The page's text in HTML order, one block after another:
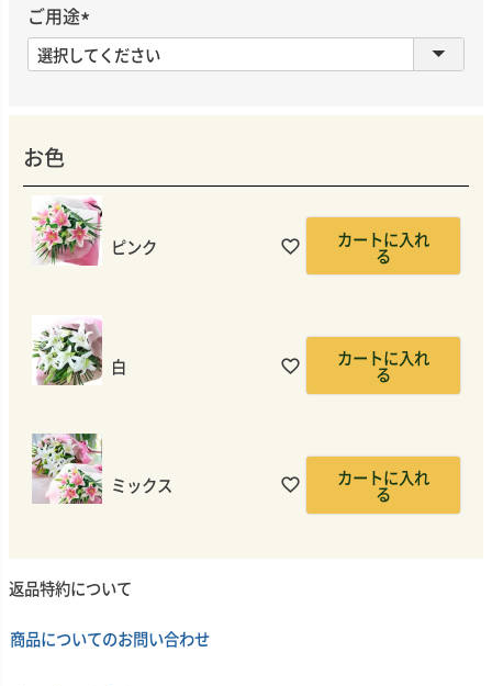
ご用途
(
必
お色
ピンク カートに入れ
る
白 カートに入れ
る
ミックス カートに入れ
る
返品特約について
商品についてのお問い合わせ